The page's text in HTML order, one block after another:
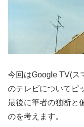
今回はGoogle TV(ス
のテレビについてピ
最後に筆者の独断と
のを考えます。